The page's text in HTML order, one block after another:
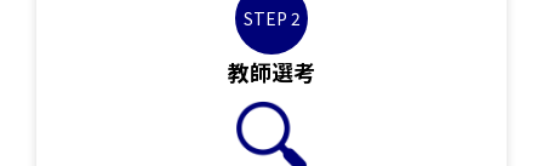
STEP 2
教師選考